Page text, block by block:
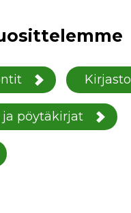
Kirjasto
ja pöytäkirjat